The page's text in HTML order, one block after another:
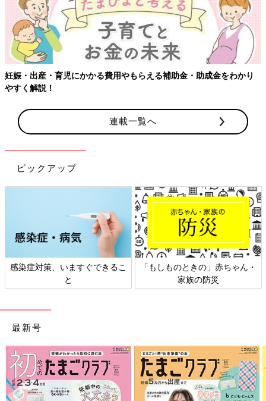
連載一覧へ
ピックアップ
日本外来小児科学会リーフレッ
ト検討会
六星占術 細木かおりさんの人
相談
最新号